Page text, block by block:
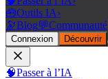
🧰Outils IA›
🔭Blog💬Communauté
Connexion Découvrir
🧠Passer à l’IA